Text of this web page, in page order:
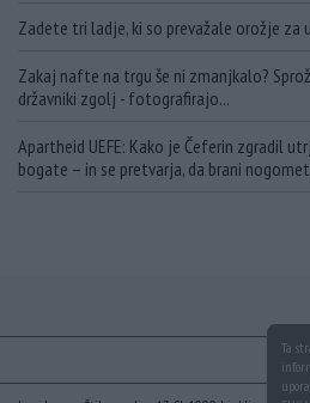
Zadete tri ladje, ki so prevažale orožje za
Zakaj nafte na trgu še ni zmanjkalo?
državniki zgolj - fotografirajo...
Apartheid UEFE: Kako je Čeferin zgradil
bogate – in se pretvarja, da brani nogomet
Ta